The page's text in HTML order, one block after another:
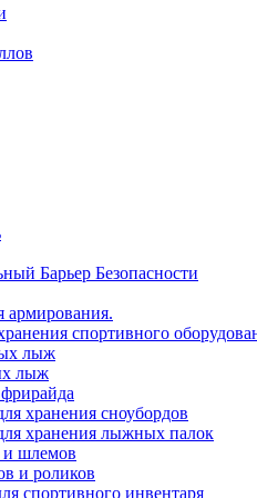
Барьер Безопасности
армирования.
спортивного
лыж
лыж
хранения сноубордов
хранения лыжных палок
и шлемов
и роликов
спортивного инвентаря